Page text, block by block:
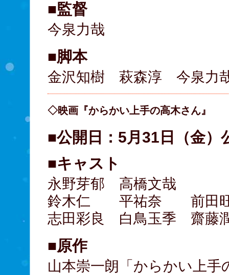
■監督
今泉力哉
■脚本
金沢知樹 萩森淳 今泉力
◇映画『からかい上手の高木さん』
■公開日：5月31日（金）
■キャスト
永野芽郁 高橋文哉
鈴木仁 平祐奈 前田旺
志田彩良 白鳥玉季 齋藤
■原作
山本崇一朗「からかい上手